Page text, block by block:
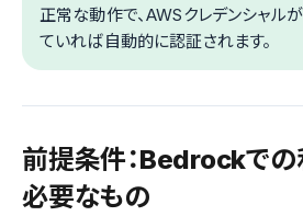
正常な動作で、AWSクレデンシャル
ていれば自動的に認証されます。
前提条件：Bedrockで
必要なもの